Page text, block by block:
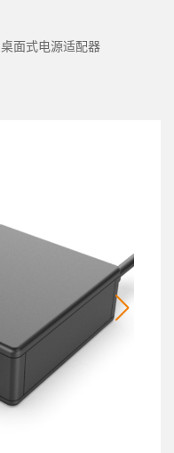
桌面式电源适配器